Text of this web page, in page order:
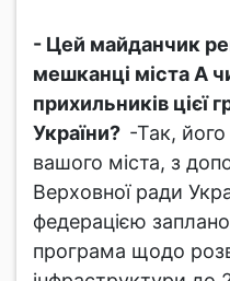
- Цей майданчик
мешканці міста А
прихильників цієї
України? -Так,
вашого міста, з
Верховної ради
федерацією
програма щодо